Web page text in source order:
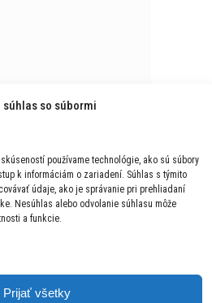
súhlas so súbormi
používame technológie, ako sú súbory
k informáciám o zariadení. Súhlas s týmito
údaje, ako je správanie pri prehliadaní
Nesúhlas alebo odvolanie súhlasu môže
a funkcie.
Prijať všetky
Všetky práva vyhrdené /